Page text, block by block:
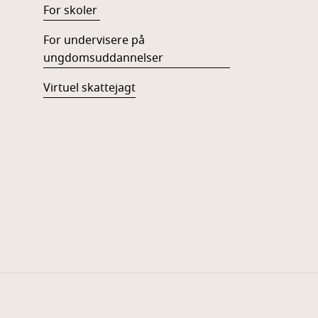
For skoler
For undervisere på
ungdomsuddannelser
Virtuel skattejagt